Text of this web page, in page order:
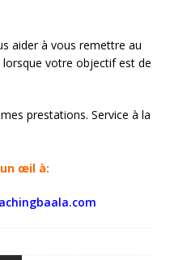
aider à vous remettre au
votre objectif est de
prestations. Service à la
œil à: